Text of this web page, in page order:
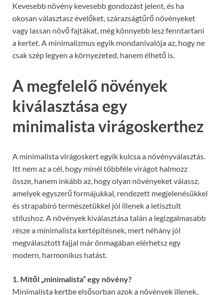
Kevesebb növény kevesebb gondozást jelent, és ha
okosan választasz évelőket, szárazságtűrő növényeket
vagy lassan növő fajtákat, még könnyebb lesz fenntartani
a kertet. A minimalizmus egyik mondanivalója az, hogy ne
csak szép legyen a környezeted, hanem élhető is.
A megfelelő növények
kiválasztása egy
minimalista virágoskerthez
A minimalista virágoskert egyik kulcsa a növényválasztás.
Itt nem az a cél, hogy minél többféle virágot halmozz
össze, hanem inkább az, hogy olyan növényeket válassz,
amelyek egyszerű formájukkal, rendezett megjelenésükkel
és strapabíró természetükkel jól illenek a letisztult
stílushoz. A növények kiválasztása talán a legizgalmasabb
része a minimalista kertépítésnek, mert néhány jól
megválasztott fajjal már önmagában elérhetsz egy
modern, harmonikus hatást.
1. Mitől „minimalista” egy növény?
Minimalista kertbe elsősorban azok a növények illenek,